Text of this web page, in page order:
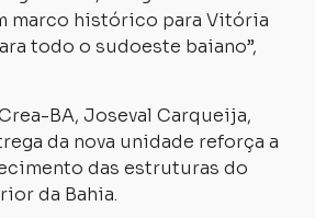
marco histórico para Vitória
todo o sudoeste baiano”,
BA, Joseval Carqueija,
da nova unidade reforça a
das estruturas do
da Bahia.